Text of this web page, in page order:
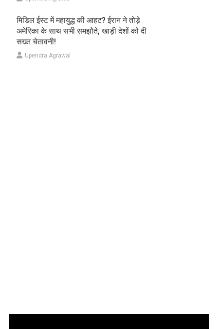
मिडिल ईस्ट में महायुद्ध की आहट? ईरान ने तोड़े
अमेरिका के साथ सभी समझौते, खाड़ी देशों को दी
सख्त चेतावनी!
Upendra Agrawal